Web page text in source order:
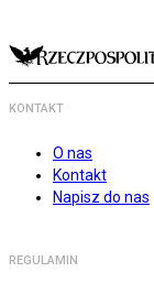
KONTAKT
O nas
Kontakt
Napisz do nas
REGULAMIN